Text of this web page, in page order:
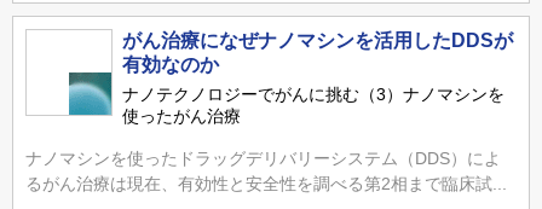
がん治療になぜナノマシンを活用したDDSが
有効なのか
ナノテクノロジーでがんに挑む（3）ナノマシンを
使ったがん治療
ナノマシンを使ったドラッグデリバリーシステム（DDS）によ
るがん治療は現在、有効性と安全性を調べる第2相まで臨床試...